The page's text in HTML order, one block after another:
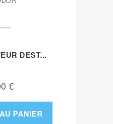
DEST...
€
PANIER